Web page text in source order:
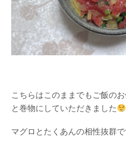
こちらはこのままでもご飯の
と巻物にしていただきました
マグロとたくあんの相性抜群で